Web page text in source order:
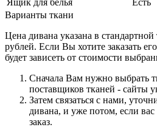
Варианты ткани
Цена дивана указана в
рублей. Если Вы хотите заказать
будет зависеть от стоимости
Сначала Вам нужно выбрать
поставщиков тканей - сайты
Затем связаться с нами,
дивана, и уже потом, если вас
заказ.